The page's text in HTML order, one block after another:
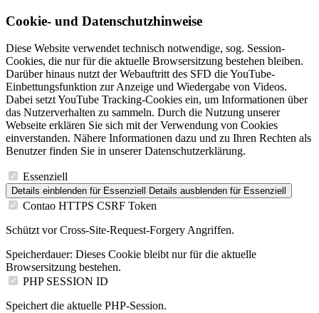
Cookie- und Datenschutzhinweise
Diese Website verwendet technisch notwendige, sog. Session-
Cookies, die nur für die aktuelle Browsersitzung bestehen bleiben.
Darüber hinaus nutzt der Webauftritt des SFD die YouTube-
Einbettungsfunktion zur Anzeige und Wiedergabe von Videos.
Dabei setzt YouTube Tracking-Cookies ein, um Informationen über
das Nutzerverhalten zu sammeln. Durch die Nutzung unserer
Webseite erklären Sie sich mit der Verwendung von Cookies
einverstanden. Nähere Informationen dazu und zu Ihren Rechten als
Benutzer finden Sie in unserer Datenschutzerklärung.
Essenziell
Details einblenden für Essenziell Details ausblenden für Essenziell
Contao HTTPS CSRF Token
Schützt vor Cross-Site-Request-Forgery Angriffen.
Speicherdauer: Dieses Cookie bleibt nur für die aktuelle
Browsersitzung bestehen.
PHP SESSION ID
Speichert die aktuelle PHP-Session.